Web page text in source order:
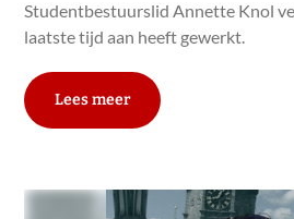
Studentbestuurslid Annette Knol
laatste tijd aan heeft gewerkt.
Lees meer